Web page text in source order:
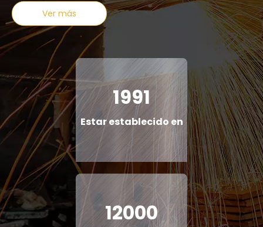
Ver más
1991
Estar establecido en
12000